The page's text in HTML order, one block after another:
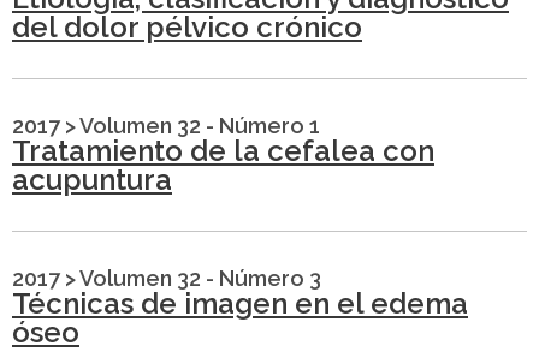
del dolor pélvico crónico
2017 >Volumen 32 - Número 1
Tratamiento de la cefalea con
acupuntura
2017 >Volumen 32 - Número 3
Técnicas de imagen en el edema
óseo